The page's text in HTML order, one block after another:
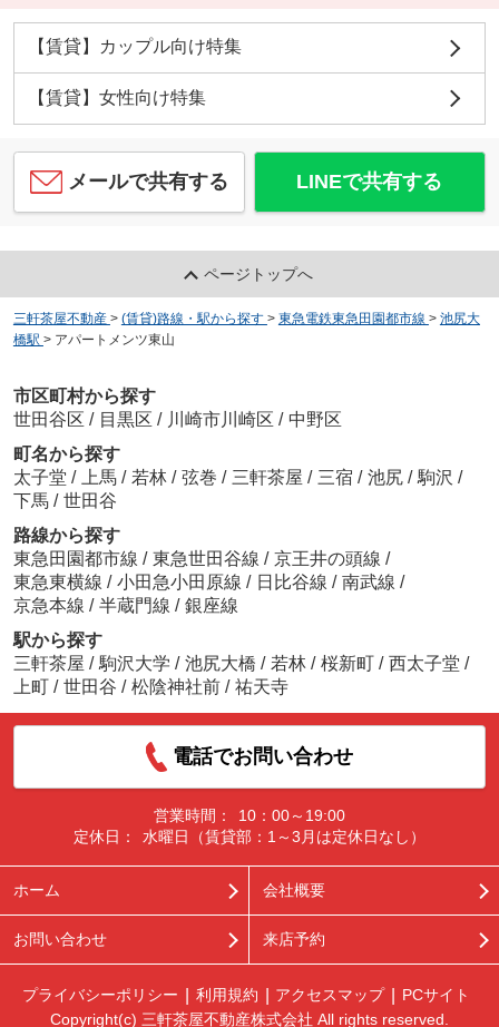
【賃貸】カップル向け特集
【賃貸】女性向け特集
メールで共有する LINEで共有する
ページトップへ
三軒茶屋不動産 > (賃貸)路線・駅から探す > 東急電鉄東急田園都市線 > 池尻大
橋駅 > アパートメンツ東山
市区町村から探す
世田谷区 / 目黒区 / 川崎市川崎区 / 中野区
町名から探す
太子堂 / 上馬 / 若林 / 弦巻 / 三軒茶屋 / 三宿 / 池尻 / 駒沢 /
下馬 / 世田谷
路線から探す
東急田園都市線 / 東急世田谷線 / 京王井の頭線 /
東急東横線 / 小田急小田原線 / 日比谷線 / 南武線 /
京急本線 / 半蔵門線 / 銀座線
駅から探す
三軒茶屋 / 駒沢大学 / 池尻大橋 / 若林 / 桜新町 / 西太子堂 /
上町 / 世田谷 / 松陰神社前 / 祐天寺
電話でお問い合わせ
営業時間：
10：00～19:00
定休日：
水曜日（賃貸部：1～3月は定休日なし）
ホーム 会社概要
お問い合わせ 来店予約
プライバシーポリシー 利用規約 アクセスマップ
PCサイト
Copyright(c) 三軒茶屋不動産株式会社 All rights reserved.